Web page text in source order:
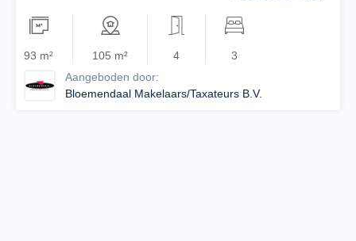
93 m² 105 m² 4
3
Aangeboden door:
Bloemendaal Makelaars/Taxateurs B.V.